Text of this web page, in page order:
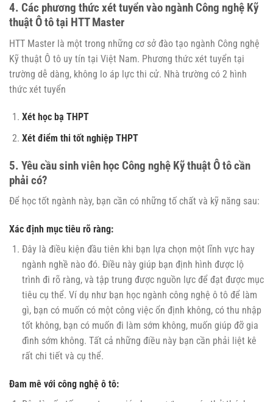
4. Các phương thức xét tuyển vào ngành Công nghệ Kỹ
thuật Ô tô tại HTT Master
HTT Master là một trong những cơ sở đào tạo ngành Công nghệ
Kỹ thuật Ô tô uy tín tại Việt Nam. Phương thức xét tuyển tại
trường dễ dàng, không lo áp lực thi cử. Nhà trường có 2 hình
thức xét tuyển
Xét học bạ THPT
Xét điểm thi tốt nghiệp THPT
5. Yêu cầu sinh viên học Công nghệ Kỹ thuật Ô tô cần
phải có?
Để học tốt ngành này, bạn cần có những tố chất và kỹ năng sau:
Xác định mục tiêu rõ ràng:
Đây là điều kiện đầu tiên khi bạn lựa chọn một lĩnh vực hay
ngành nghề nào đó. Điều này giúp bạn định hình được lộ
trình đi rõ ràng, và tập trung được nguồn lực để đạt được mục
tiêu cụ thể. Ví dụ như bạn học ngành công nghệ ô tô để làm
gì, bạn có muốn có một công việc ổn định không, có thu nhập
tốt không, bạn có muốn đi làm sớm không, muốn giúp đỡ gia
đình sớm không. Tất cả những điều này bạn cần phải liệt kê
rất chi tiết và cụ thể.
Đam mê với công nghệ ô tô: